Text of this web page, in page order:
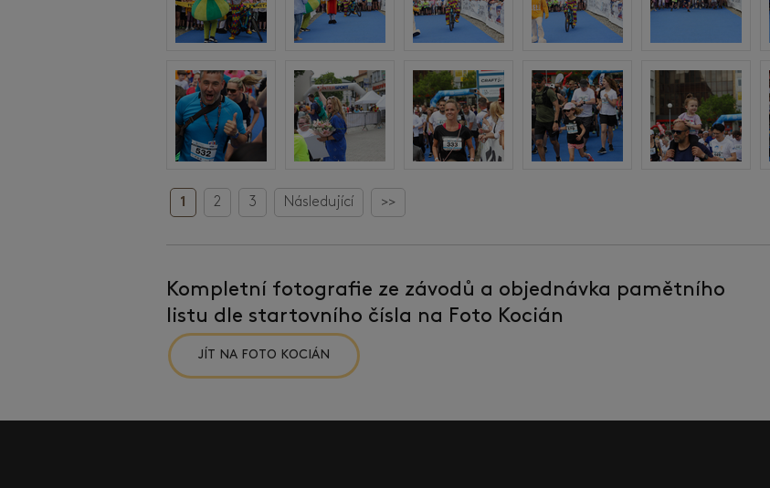
1 2 3 Následující >>
Kompletní fotografie ze závodů a objednávka pamětního
listu dle startovního čísla na Foto Kocián
JÍT NA FOTO KOCIÁN